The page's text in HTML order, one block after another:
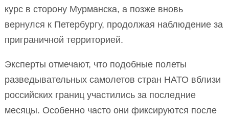
курс в сторону Мурманска, а позже вновь
вернулся к Петербургу, продолжая наблюдение за
приграничной территорией.
Эксперты отмечают, что подобные полеты
разведывательных самолетов стран НАТО вблизи
российских границ участились за последние
месяцы. Особенно часто они фиксируются после